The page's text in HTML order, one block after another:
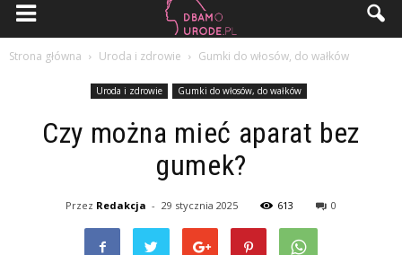
Strona główna Uroda i zdrowie Gumki do włosów, do wałków
Uroda i zdrowie Gumki do włosów, do wałków
Czy można mieć aparat bez
gumek?
Przez Redakcja - 29 stycznia 2025 613 0